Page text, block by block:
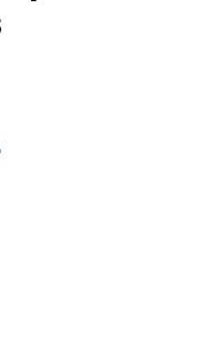
y ahorra
otro